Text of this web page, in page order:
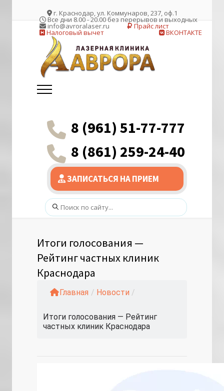
г. Краснодар, ул. Коммунаров, 237, оф.1
Все дни 8.00 - 20.00 без перерывов и выходных
info@avroralaser.ru Прайс лист
Налоговый вычет ВКОНТАКТЕ
8 (961) 51-77-777
8 (861) 259-24-40
ЗАПИСАТЬСЯ НА ПРИЕМ
Поиск:
Итоги голосования —
Рейтинг частных клиник
Краснодара
Главная / Новости /
Итоги голосования — Рейтинг
частных клиник Краснодара